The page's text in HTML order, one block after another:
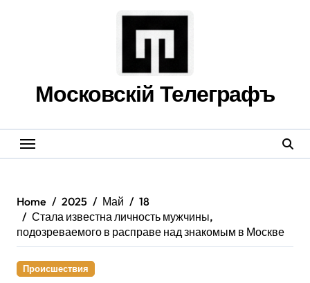
Московскій Телеграфъ
Home 2025 Май
18
Стала известна личность мужчины,
подозреваемого в расправе над знакомым в Москве
Происшествия